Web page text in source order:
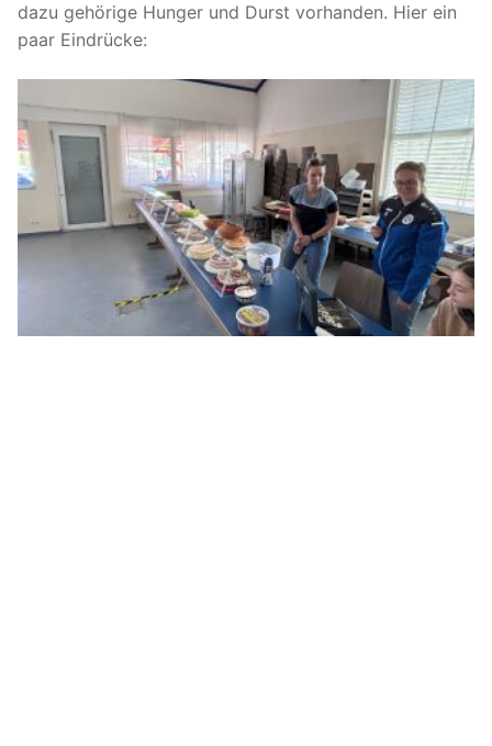
dazu gehörige Hunger und Durst vorhanden. Hier ein
paar Eindrücke: